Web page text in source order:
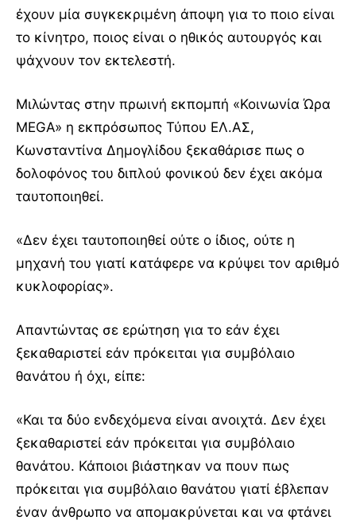
έχουν μία συγκεκριμένη άποψη για το ποιο είναι
το κίνητρο, ποιος είναι ο ηθικός αυτουργός και
ψάχνουν τον εκτελεστή.
Μιλώντας στην πρωινή εκπομπή «Κοινωνία Ώρα
MEGA» η εκπρόσωπος Τύπου ΕΛ.ΑΣ,
Κωνσταντίνα Δημογλίδου ξεκαθάρισε πως ο
δολοφόνος του διπλού φονικού δεν έχει ακόμα
ταυτοποιηθεί.
«Δεν έχει ταυτοποιηθεί ούτε ο ίδιος, ούτε η
μηχανή του γιατί κατάφερε να κρύψει τον αριθμό
κυκλοφορίας».
Απαντώντας σε ερώτηση για το εάν έχει
ξεκαθαριστεί εάν πρόκειται για συμβόλαιο
θανάτου ή όχι, είπε:
«Και τα δύο ενδεχόμενα είναι ανοιχτά. Δεν έχει
ξεκαθαριστεί εάν πρόκειται για συμβόλαιο
θανάτου. Κάποιοι βιάστηκαν να πουν πως
πρόκειται για συμβόλαιο θανάτου γιατί έβλεπαν
έναν άνθρωπο να απομακρύνεται και να φτάνει